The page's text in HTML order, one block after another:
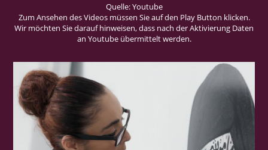
Quelle: Youtube
Zum Ansehen des Videos müssen Sie auf den Play Button klicken.
Wir möchten Sie darauf hinweisen, dass nach der Aktivierung Daten
an Youtube übermittelt werden.